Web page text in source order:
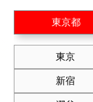
東京都
東京
新宿